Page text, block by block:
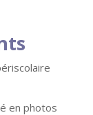
en photos